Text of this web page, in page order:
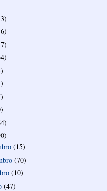
(15)
(70)
(10)
(47)